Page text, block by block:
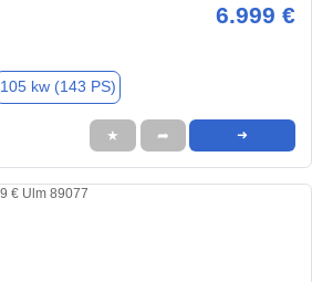
6.999 €
105 kw (143 PS)
★ ➦ ➜